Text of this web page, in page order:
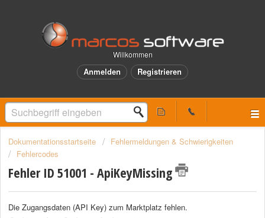
Willkommen
Anmelden Registrieren
Dokumentationsstartseite
Fehlermeldungen & Schwierigkeiten
Fehlercodes
Fehler ID 51001 - ApiKeyMissing
Die Zugangsdaten (API Key) zum Marktplatz fehlen.